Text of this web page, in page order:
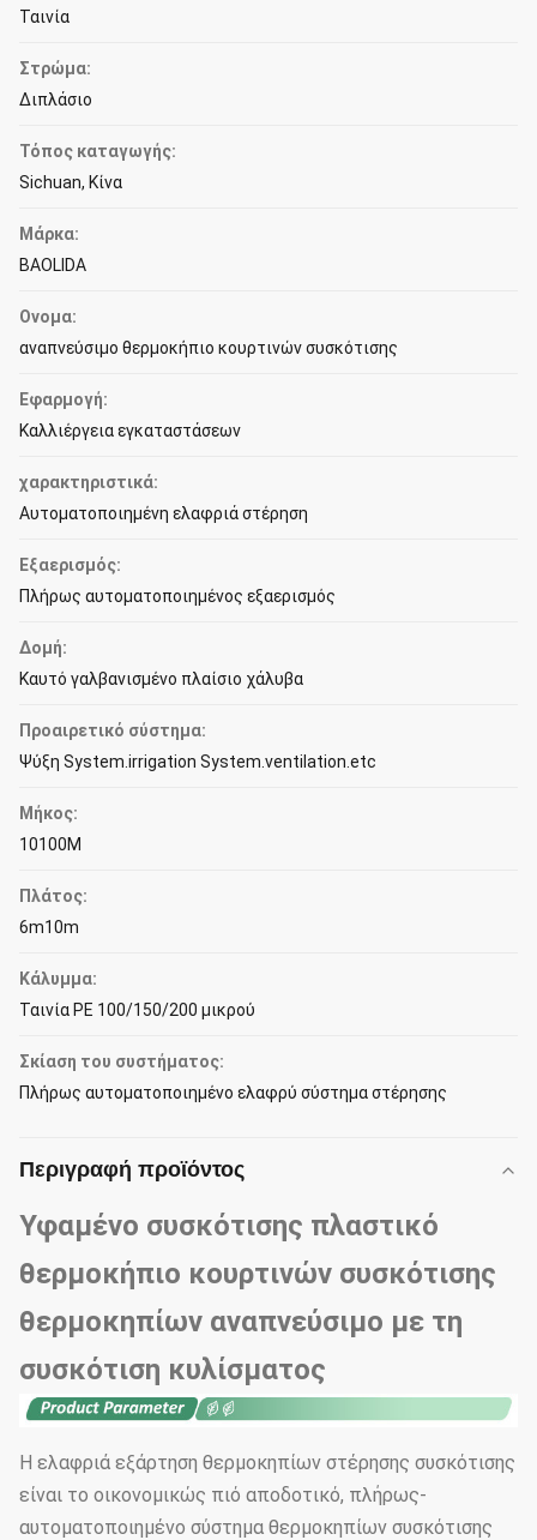
Ταινία
Στρώμα:
Διπλάσιο
Τόπος καταγωγής:
Sichuan, Κίνα
Μάρκα:
BAOLIDA
Ονομα:
αναπνεύσιμο θερμοκήπιο κουρτινών συσκότισης
Εφαρμογή:
Καλλιέργεια εγκαταστάσεων
χαρακτηριστικά:
Αυτοματοποιημένη ελαφριά στέρηση
Εξαερισμός:
Πλήρως αυτοματοποιημένος εξαερισμός
Δομή:
Καυτό γαλβανισμένο πλαίσιο χάλυβα
Προαιρετικό σύστημα:
Ψύξη System.irrigation System.ventilation.etc
Μήκος:
10100M
Πλάτος:
6m10m
Κάλυμμα:
Ταινία PE 100/150/200 μικρού
Σκίαση του συστήματος:
Πλήρως αυτοματοποιημένο ελαφρύ σύστημα στέρησης
Περιγραφή προϊόντος
Υφαμένο συσκότισης πλαστικό
θερμοκήπιο κουρτινών συσκότισης
θερμοκηπίων αναπνεύσιμο με τη
συσκότιση κυλίσματος
Η ελαφριά εξάρτηση θερμοκηπίων στέρησης συσκότισης
είναι το οικονομικώς πιό αποδοτικό, πλήρως-
αυτοματοποιημένο σύστημα θερμοκηπίων συσκότισης